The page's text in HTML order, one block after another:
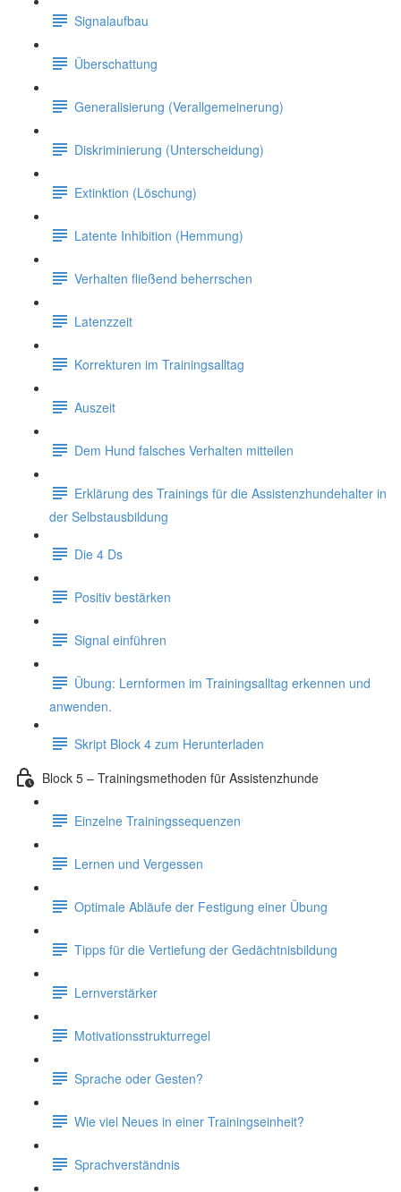
Signalaufbau
Überschattung
Generalisierung (Verallgemeinerung)
Diskriminierung (Unterscheidung)
Extinktion (Löschung)
Latente Inhibition (Hemmung)
Verhalten fließend beherrschen
Latenzzeit
Korrekturen im Trainingsalltag
Auszeit
Dem Hund falsches Verhalten mitteilen
Erklärung des Trainings für die Assistenzhundehalter in
der Selbstausbildung
Die 4 Ds
Positiv bestärken
Signal einführen
Übung: Lernformen im Trainingsalltag erkennen und
anwenden.
Skript Block 4 zum Herunterladen
Block 5 – Trainingsmethoden für Assistenzhunde
Einzelne Trainingssequenzen
Lernen und Vergessen
Optimale Abläufe der Festigung einer Übung
Tipps für die Vertiefung der Gedächtnisbildung
Lernverstärker
Motivationsstrukturregel
Sprache oder Gesten?
Wie viel Neues in einer Trainingseinheit?
Sprachverständnis